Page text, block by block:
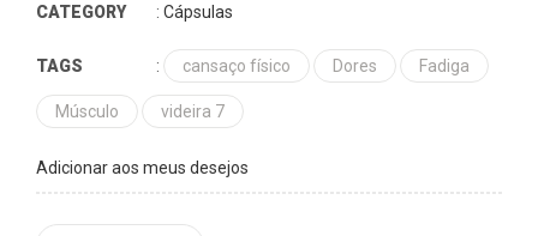
CATEGORY : Cápsulas
TAGS : cansaço físico Dores Fadiga
Músculo videira 7
Adicionar aos meus desejos